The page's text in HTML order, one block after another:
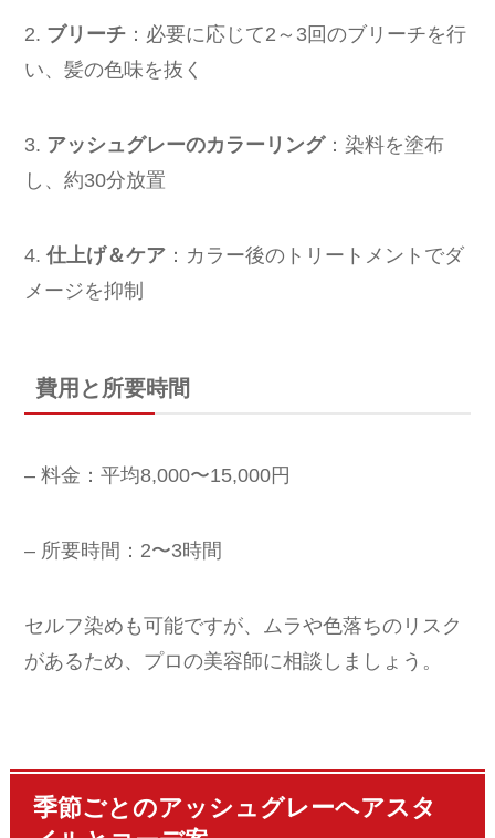
2. ブリーチ ：必要に応じて2～3回のブリーチを行
い、髪の色味を抜く
3. アッシュグレーのカラーリング：染料を塗布
し、約30分放置
4.仕上げ＆ケア ：カラー後のトリートメントでダ
メージを抑制
費用と所要時間
– 料金：平均8,000〜15,000円
– 所要時間：2〜3時間
セルフ染めも可能ですが、ムラや色落ちのリスク
があるため、プロの美容師に相談しましょう。
季節ごとのアッシュグレーヘアスタ